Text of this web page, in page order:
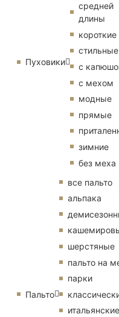
Пуховики
средней
длины
короткие
стильные
с
с мехом
модные
прямые
зимние
без меха
Пальто
все пальто
альпака
шерстяные
пальто на
парки
итальянские